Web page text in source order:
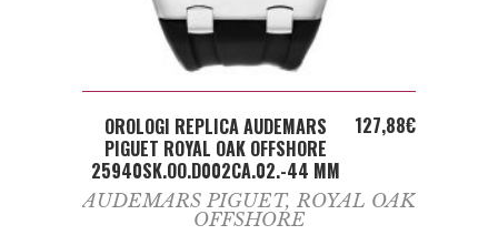
ADD TO CART
OROLOGI REPLICA AUDEMARS
PIGUET ROYAL OAK OFFSHORE
25940SK.OO.D002CA.02.-44 MM
127,88€
AUDEMARS PIGUET, ROYAL OAK
OFFSHORE